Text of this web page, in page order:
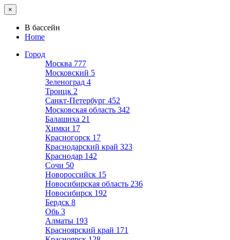
×
В бассейн
Home
Город
Москва 777
Московский 5
Зеленоград 4
Троицк 2
Санкт-Петербург 452
Московская область 342
Балашиха 21
Химки 17
Красногорск 17
Краснодарский край 323
Краснодар 142
Сочи 50
Новороссийск 15
Новосибирская область 236
Новосибирск 192
Бердск 8
Обь 3
Алматы 193
Красноярский край 171